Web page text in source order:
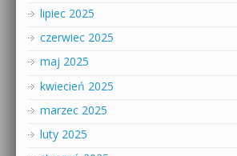
lipiec 2025
czerwiec 2025
maj 2025
kwiecień 2025
marzec 2025
luty 2025